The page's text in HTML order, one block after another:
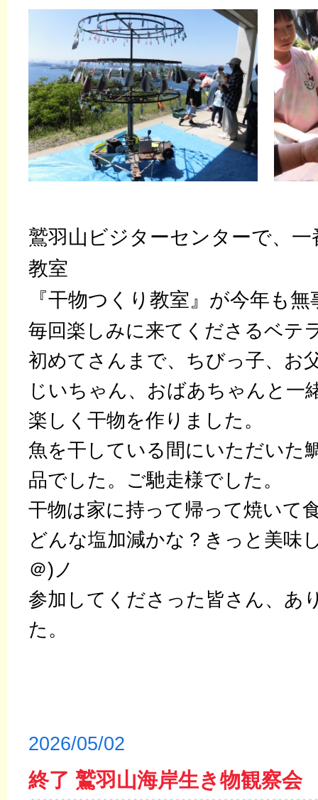
鷲羽山ビジターセンターで、
教室
『干物つくり教室』が今年も
毎回楽しみに来てくださるベテ
初めてさんまで、ちびっ子、お
じいちゃん、おばあちゃんと一
楽しく干物を作りました。
魚を干している間にいただいた
品でした。ご馳走様でした。
干物は家に持って帰って焼いて
どんな塩加減かな？きっと美
＠)ノ
参加してくださった皆さん、あ
た。
2026/05/02
終了 鷲羽山海岸生き物観察会